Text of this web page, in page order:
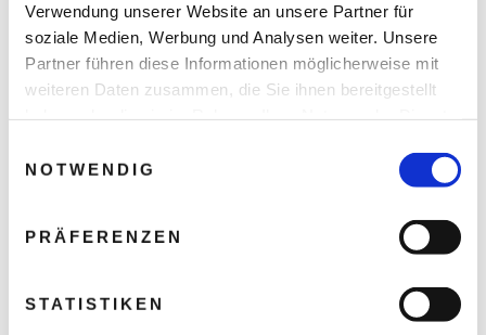
Verwendung unserer Website an unsere Partner für
soziale Medien, Werbung und Analysen weiter. Unsere
Partner führen diese Informationen möglicherweise mit
weiteren Daten zusammen, die Sie ihnen bereitgestellt
NOTWENDIG
PRÄFERENZEN
STATISTIKEN